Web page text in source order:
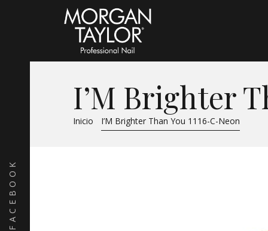
FACEBOOK
I’M Brighter
Inicio I’M Brighter Than You 1116-C-Neon